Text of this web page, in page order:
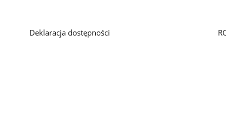
Deklaracja dostępności